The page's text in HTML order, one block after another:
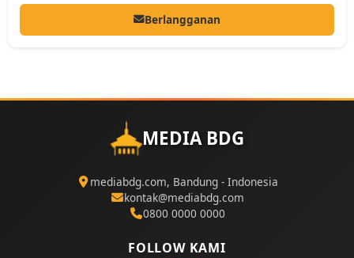
Berlangganan
MEDIA BDG
mediabdg.com, Bandung - Indonesia
kontak@mediabdg.com
0800 0000 0000
FOLLOW KAMI